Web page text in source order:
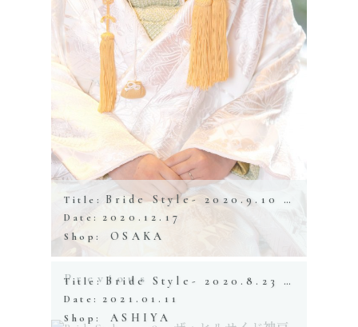
Title: Bride Style- 2020.9.10 アカガネリゾート
Date: 2020.12.17
Shop: OSAKA
Previous
Title: Bride Style- 2020.8.23 ザ・ヒルサイド神戸
Date: 2021.01.11
Shop: ASHIYA